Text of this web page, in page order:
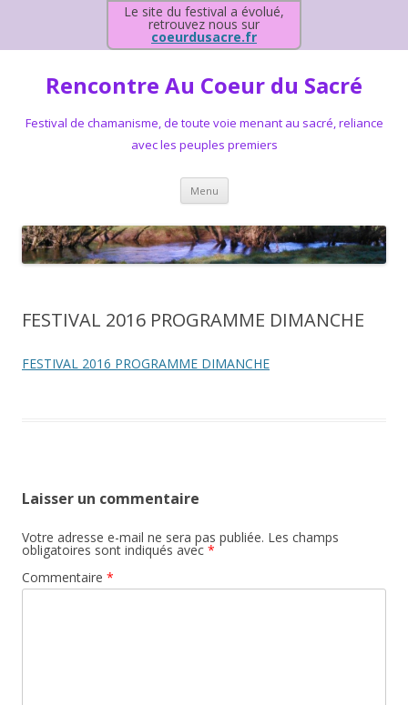
Le site du festival a évolué,
retrouvez nous sur
coeurdusacre.fr
Rencontre Au Coeur du Sacré
Festival de chamanisme, de toute voie menant au sacré, reliance
avec les peuples premiers
Menu Aller au contenu principal
FESTIVAL 2016 PROGRAMME DIMANCHE
FESTIVAL 2016 PROGRAMME DIMANCHE
Laisser un commentaire
Votre adresse e-mail ne sera pas publiée. Les champs
obligatoires sont indiqués avec *
Commentaire *